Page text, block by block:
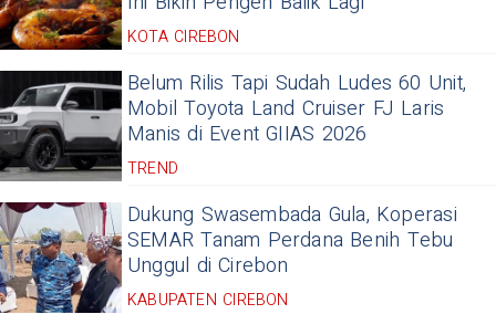
KOTA CIREBON
Belum Rilis Tapi Sudah Ludes 60 Unit,
Mobil Toyota Land Cruiser FJ Laris
Manis di Event GIIAS 2026
TREND
Dukung Swasembada Gula, Koperasi
SEMAR Tanam Perdana Benih Tebu
Unggul di Cirebon
KABUPATEN CIREBON